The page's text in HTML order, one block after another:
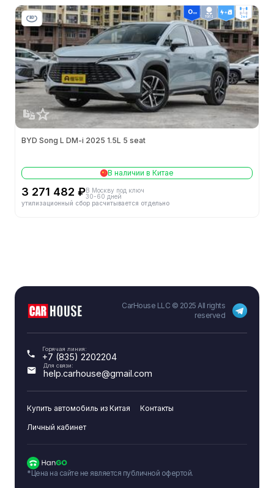
Двигатели
Тип топлива 纯电动
Электродвигатели
Макс. мощность переднего мотора (кВт) 150
Макс. крутящий момент переднего мотора (Н·м) 310
Макс. мощность заднего мотора (кВт)
Макс. крутящий момент заднего мотора (Н·м) 360
Суммарный крутящий момент (Н·м)
前置+后置
Тип мотора 前交流/异步后永磁/同步
Описание электродвигателя
Батарея
Режим одной педали
Энергоплотность батареи (Вт·ч/кг)
Максимальная мощность быстрой зарядки
ТОП 2 2wd
BYD Song L DM-i 2025 1.5L 5 seat
В наличии в Китае
3 271 482 ₽В Москву под ключ
30-60 дней
утилизационный сбор расчитывается отдельно
CarHouse LLC © 2025 All rights
reserved
Купить автомобиль из Китая Контакты
Личный кабинет
Горячая линия:
+7 (835) 2202204
Для связи:
help.carhouse@gmail.com
*Цена на сайте не является публичной офертой.